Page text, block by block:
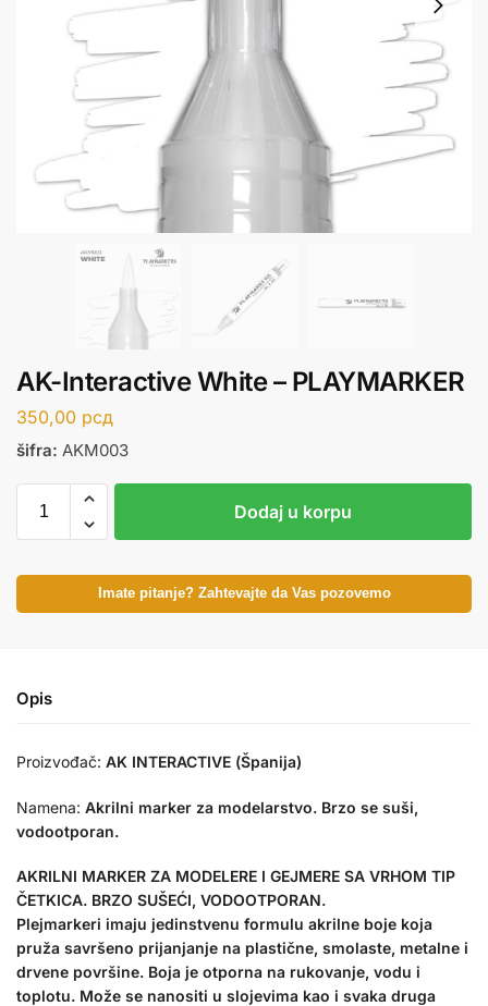
AK-Interactive White – PLAYMARKER
350,00 рсд
šifra: AKM003
Dodaj u korpu
Imate pitanje? Zahtevajte da Vas pozovemo
Opis
Proizvođač: AK INTERACTIVE (Španija)
Namena: Akrilni marker za modelarstvo. Brzo se suši,
vodootporan.
AKRILNI MARKER ZA MODELERE I GEJMERE SA VRHOM TIP
ČETKICA. BRZO SUŠEĆI, VODOOTPORAN.
Plejmarkeri imaju jedinstvenu formulu akrilne boje koja
pruža savršeno prijanjanje na plastične, smolaste, metalne i
drvene površine. Boja je otporna na rukovanje, vodu i
toplotu. Može se nanositi u slojevima kao i svaka druga